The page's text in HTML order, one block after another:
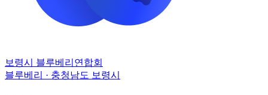
보령시 블루베리연합회
블루베리 · 충청남도 보령시